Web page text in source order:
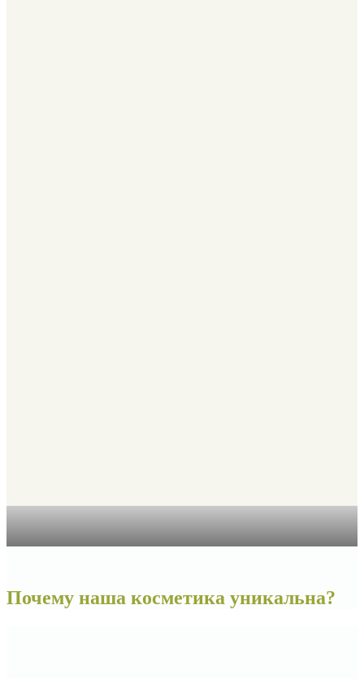
Почему наша косметика уникальна?